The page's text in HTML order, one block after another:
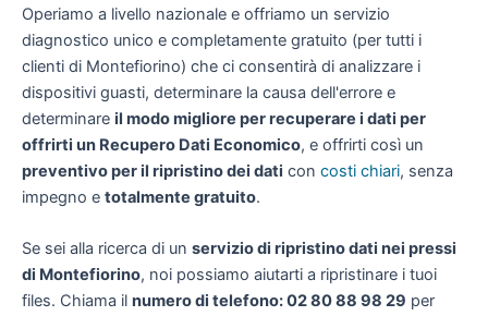
Operiamo a livello nazionale e offriamo un servizio
diagnostico unico e completamente gratuito (per tutti i
clienti di Montefiorino) che ci consentirà di analizzare i
dispositivi guasti, determinare la causa dell'errore e
determinare il modo migliore per recuperare i dati per
offrirti un Recupero Dati Economico, e offrirti così un
preventivo per il ripristino dei dati con costi chiari, senza
impegno e totalmente gratuito.
Se sei alla ricerca di un servizio di ripristino dati nei pressi
di Montefiorino, noi possiamo aiutarti a ripristinare i tuoi
files. Chiama il numero di telefono: 02 80 88 98 29 per